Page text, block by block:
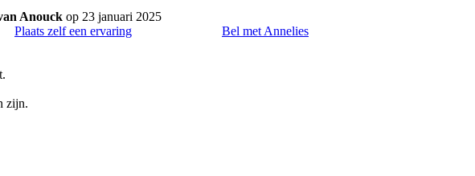
Anouck op 23 januari 2025
Plaats zelf een ervaring
Bel met Annelies
zijn.